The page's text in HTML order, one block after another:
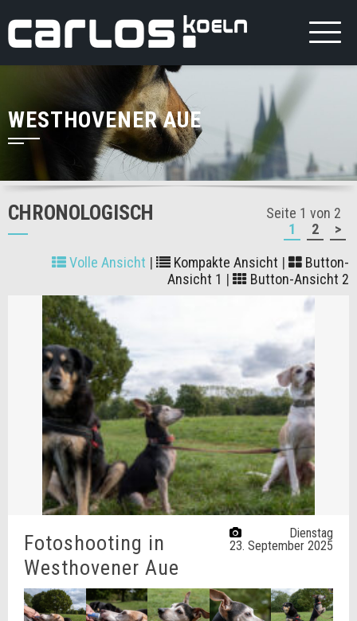
WESTHOVENER AUE
Seite 1 von 2
1
2 >
CHRONOLOGISCH
Volle Ansicht | Kompakte Ansicht |
Button-
Ansicht 1 | Button-Ansicht 2
Dienstag
23. September 2025
Fotoshooting in
Westhovener Aue